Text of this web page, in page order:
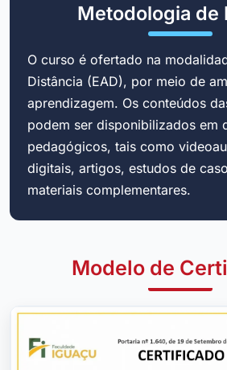
Metodologia de
O curso é ofertado na
Distância (EAD), por meio de
aprendizagem. Os conteúdos
podem ser disponibilizados em
pedagógicos, tais como
digitais, artigos, estudos de
materiais complementares.
Modelo de